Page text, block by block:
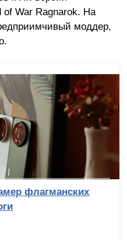
of War Ragnarok. На
моддер,
флагманских